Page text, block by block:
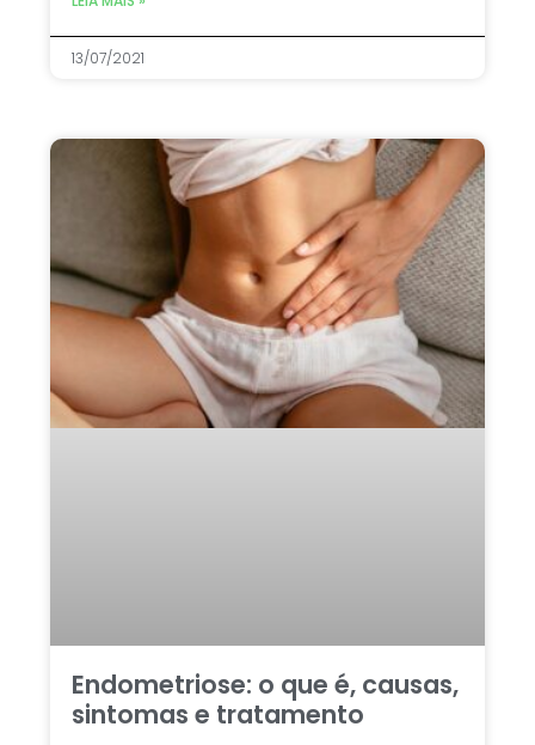
13/07/2021
Endometriose: o que é, causas,
sintomas e tratamento